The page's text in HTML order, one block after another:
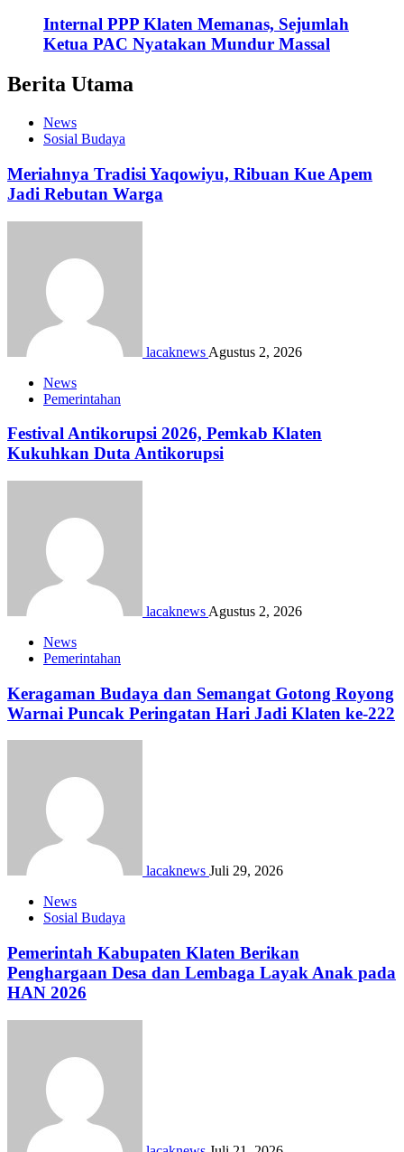
Internal PPP Klaten Memanas, Sejumlah
Ketua PAC Nyatakan Mundur Massal
Berita Utama
News
Sosial Budaya
Meriahnya Tradisi Yaqowiyu, Ribuan Kue Apem
Jadi Rebutan Warga
lacaknews Agustus 2, 2026
News
Pemerintahan
Festival Antikorupsi 2026, Pemkab Klaten
Kukuhkan Duta Antikorupsi
lacaknews Agustus 2, 2026
News
Pemerintahan
Keragaman Budaya dan Semangat Gotong Royong
Warnai Puncak Peringatan Hari Jadi Klaten ke-222
lacaknews Juli 29, 2026
News
Sosial Budaya
Pemerintah Kabupaten Klaten Berikan
Penghargaan Desa dan Lembaga Layak Anak pada
HAN 2026